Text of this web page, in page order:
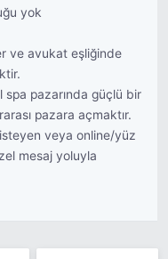
yok
ve avukat eşliğinde
pazarında güçlü bir
pazara açmaktır.
veya online/yüz
mesaj yoluyla